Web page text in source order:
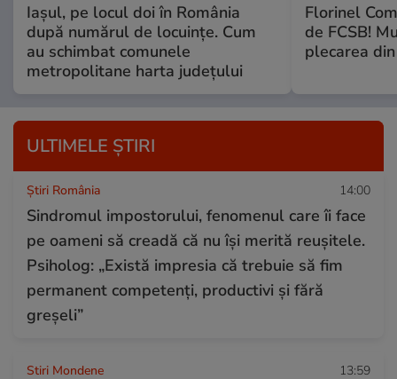
Iașul, pe locul doi în România
după numărul de locuințe. Cum
au schimbat comunele
metropolitane harta județului
Florinel
de FCSB!
plecarea
ULTIMELE ȘTIRI
Știri România 14:00
Sindromul impostorului, fenomenul care îi face
pe oameni să creadă că nu își merită reușitele.
Psiholog: „Există impresia că trebuie să fim
permanent competenți, productivi și fără
greșeli”
Stiri Mondene 13:59